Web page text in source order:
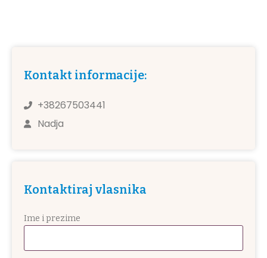
Kontakt informacije:
+38267503441
Nadja
Kontaktiraj vlasnika
Ime i prezime